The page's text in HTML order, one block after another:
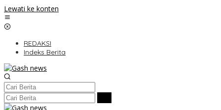
Lewati ke konten
REDAKSI
Indeks Berita